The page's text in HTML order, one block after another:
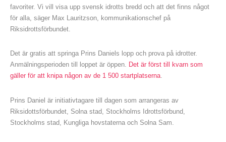
favoriter. Vi vill visa upp svensk idrotts bredd och att det finns något
för alla, säger Max Lauritzson, kommunikationschef på
Riksidrottsförbundet.
Det är gratis att springa Prins Daniels lopp och prova på idrotter.
Anmälningsperioden till loppet är öppen. Det är först till kvarn som
gäller för att knipa någon av de 1 500 startplatserna.
Prins Daniel är initiativtagare till dagen som arrangeras av
Riksidottsförbundet, Solna stad, Stockholms Idrottsförbund,
Stockholms stad, Kungliga hovstaterna och Solna Sam.